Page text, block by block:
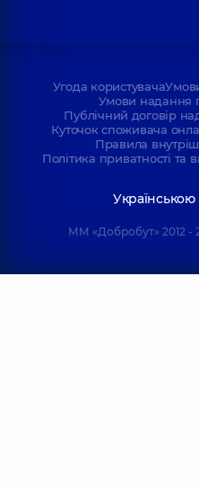
Угода користувача
Умови надання
Публічний договір
Куточок споживача
Правила
Політика приватності та
ММ «Добробут» 2012 -